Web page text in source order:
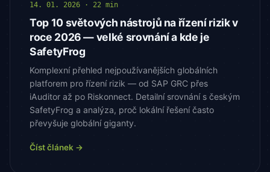
14. 01. 2026 · 22 min
Top 10 světových nástrojů na řízení rizik v
roce 2026 — velké srovnání a kde je
SafetyFrog
Komplexní přehled nejpoužívanějších globálních
platforem pro řízení rizik — od SAP GRC přes
iAuditor až po Riskonnect. Detailní srovnání s českým
SafetyFrog a analýza, proč lokální řešení často
převyšuje globální giganty.
Číst článek →